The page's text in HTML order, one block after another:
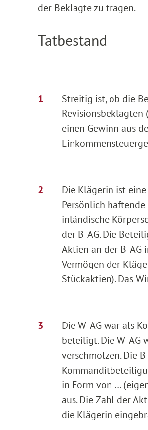
der Beklagte zu tragen.
Tatbestand
Streitig ist, ob die
einen Gewinn aus
Die Klägerin ist
Persönlich
inländische
der B-AG. Die
Aktien an der B-AG
Vermögen der
Stückaktien). Das
Die W-AG war als
beteiligt. Die W-AG
verschmolzen. Die
in Form von …
aus. Die Zahl der
die Klägerin